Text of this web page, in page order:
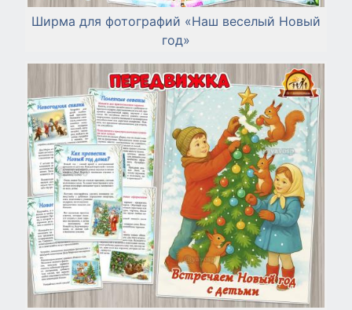
Ширма для фотографий «Наш веселый Новый
год»